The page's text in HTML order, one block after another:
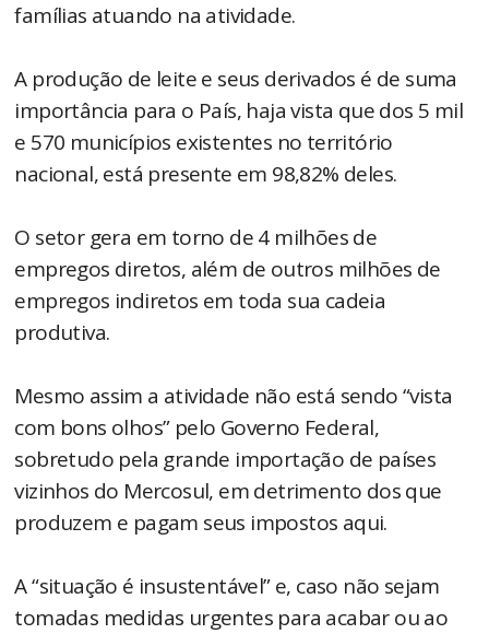
famílias atuando na atividade.
A produção de leite e seus derivados é de suma
importância para o País, haja vista que dos 5 mil
e 570 municípios existentes no território
nacional, está presente em 98,82% deles.
O setor gera em torno de 4 milhões de
empregos diretos, além de outros milhões de
empregos indiretos em toda sua cadeia
produtiva.
Mesmo assim a atividade não está sendo “vista
com bons olhos” pelo Governo Federal,
sobretudo pela grande importação de países
vizinhos do Mercosul, em detrimento dos que
produzem e pagam seus impostos aqui.
A “situação é insustentável” e, caso não sejam
tomadas medidas urgentes para acabar ou ao